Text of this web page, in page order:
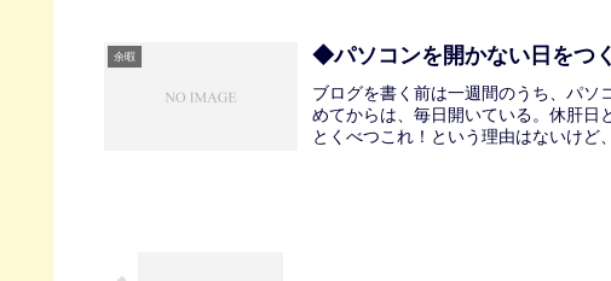
余暇 ◆パソコンを開かない日をつ
ブログを書く前は一週間のうち、パソ
めてからは、毎日開いている。休肝日
とくべつこれ！という理由はないけど